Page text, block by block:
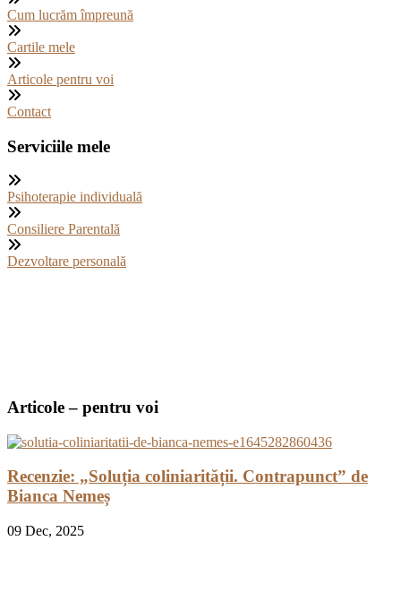
Cum lucrăm împreună
Cartile mele
Articole pentru voi
Contact
Serviciile mele
Psihoterapie individuală
Consiliere Parentală
Dezvoltare personală
Articole – pentru voi
Recenzie: „Soluția coliniarității. Contrapunct” de
Bianca Nemeș
09 Dec, 2025